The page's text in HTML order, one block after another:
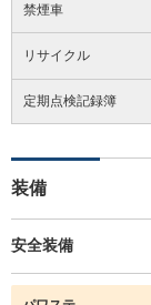
禁煙車
リサイクル
定期点検記録簿
装備
安全装備